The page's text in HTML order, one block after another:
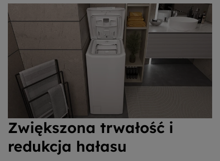
Zwiększona trwałość i
redukcja hałasu